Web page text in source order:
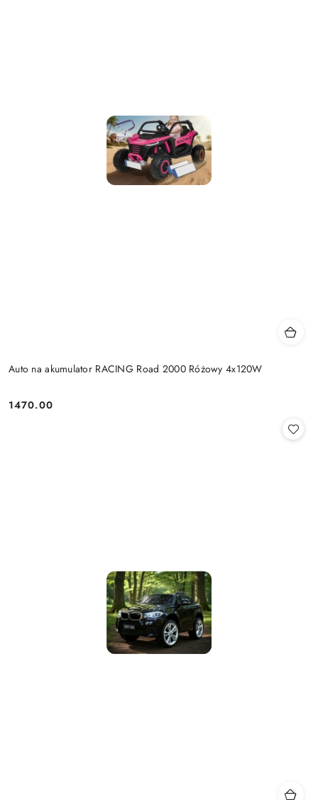
Auto na akumulator RACING Road 2000 Różowy 4x120W
Cena:
1470.00